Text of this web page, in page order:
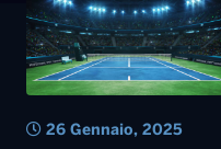
26 Gennaio, 2025